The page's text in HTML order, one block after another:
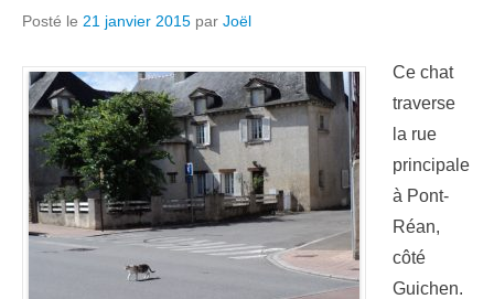
Posté le 21 janvier 2015 par Joël
Ce chat
traverse
la rue
principale
à Pont-
Réan,
côté
Guichen.